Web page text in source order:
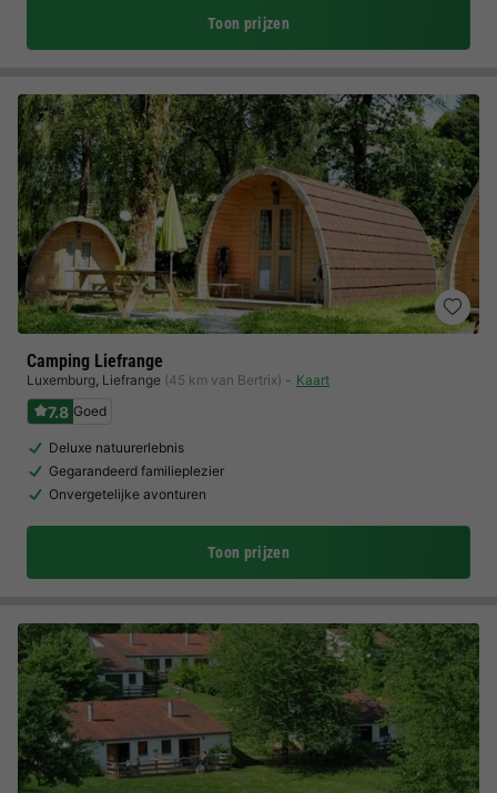
Toon prijzen
Camping Liefrange
Luxemburg, Liefrange (45 km van Bertrix) Kaart
7.8 Goed
Deluxe natuurerlebnis
Gegarandeerd familieplezier
Onvergetelijke avonturen
Toon prijzen